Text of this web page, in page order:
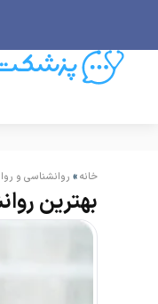
خانه» روانشناسی و
بهترین